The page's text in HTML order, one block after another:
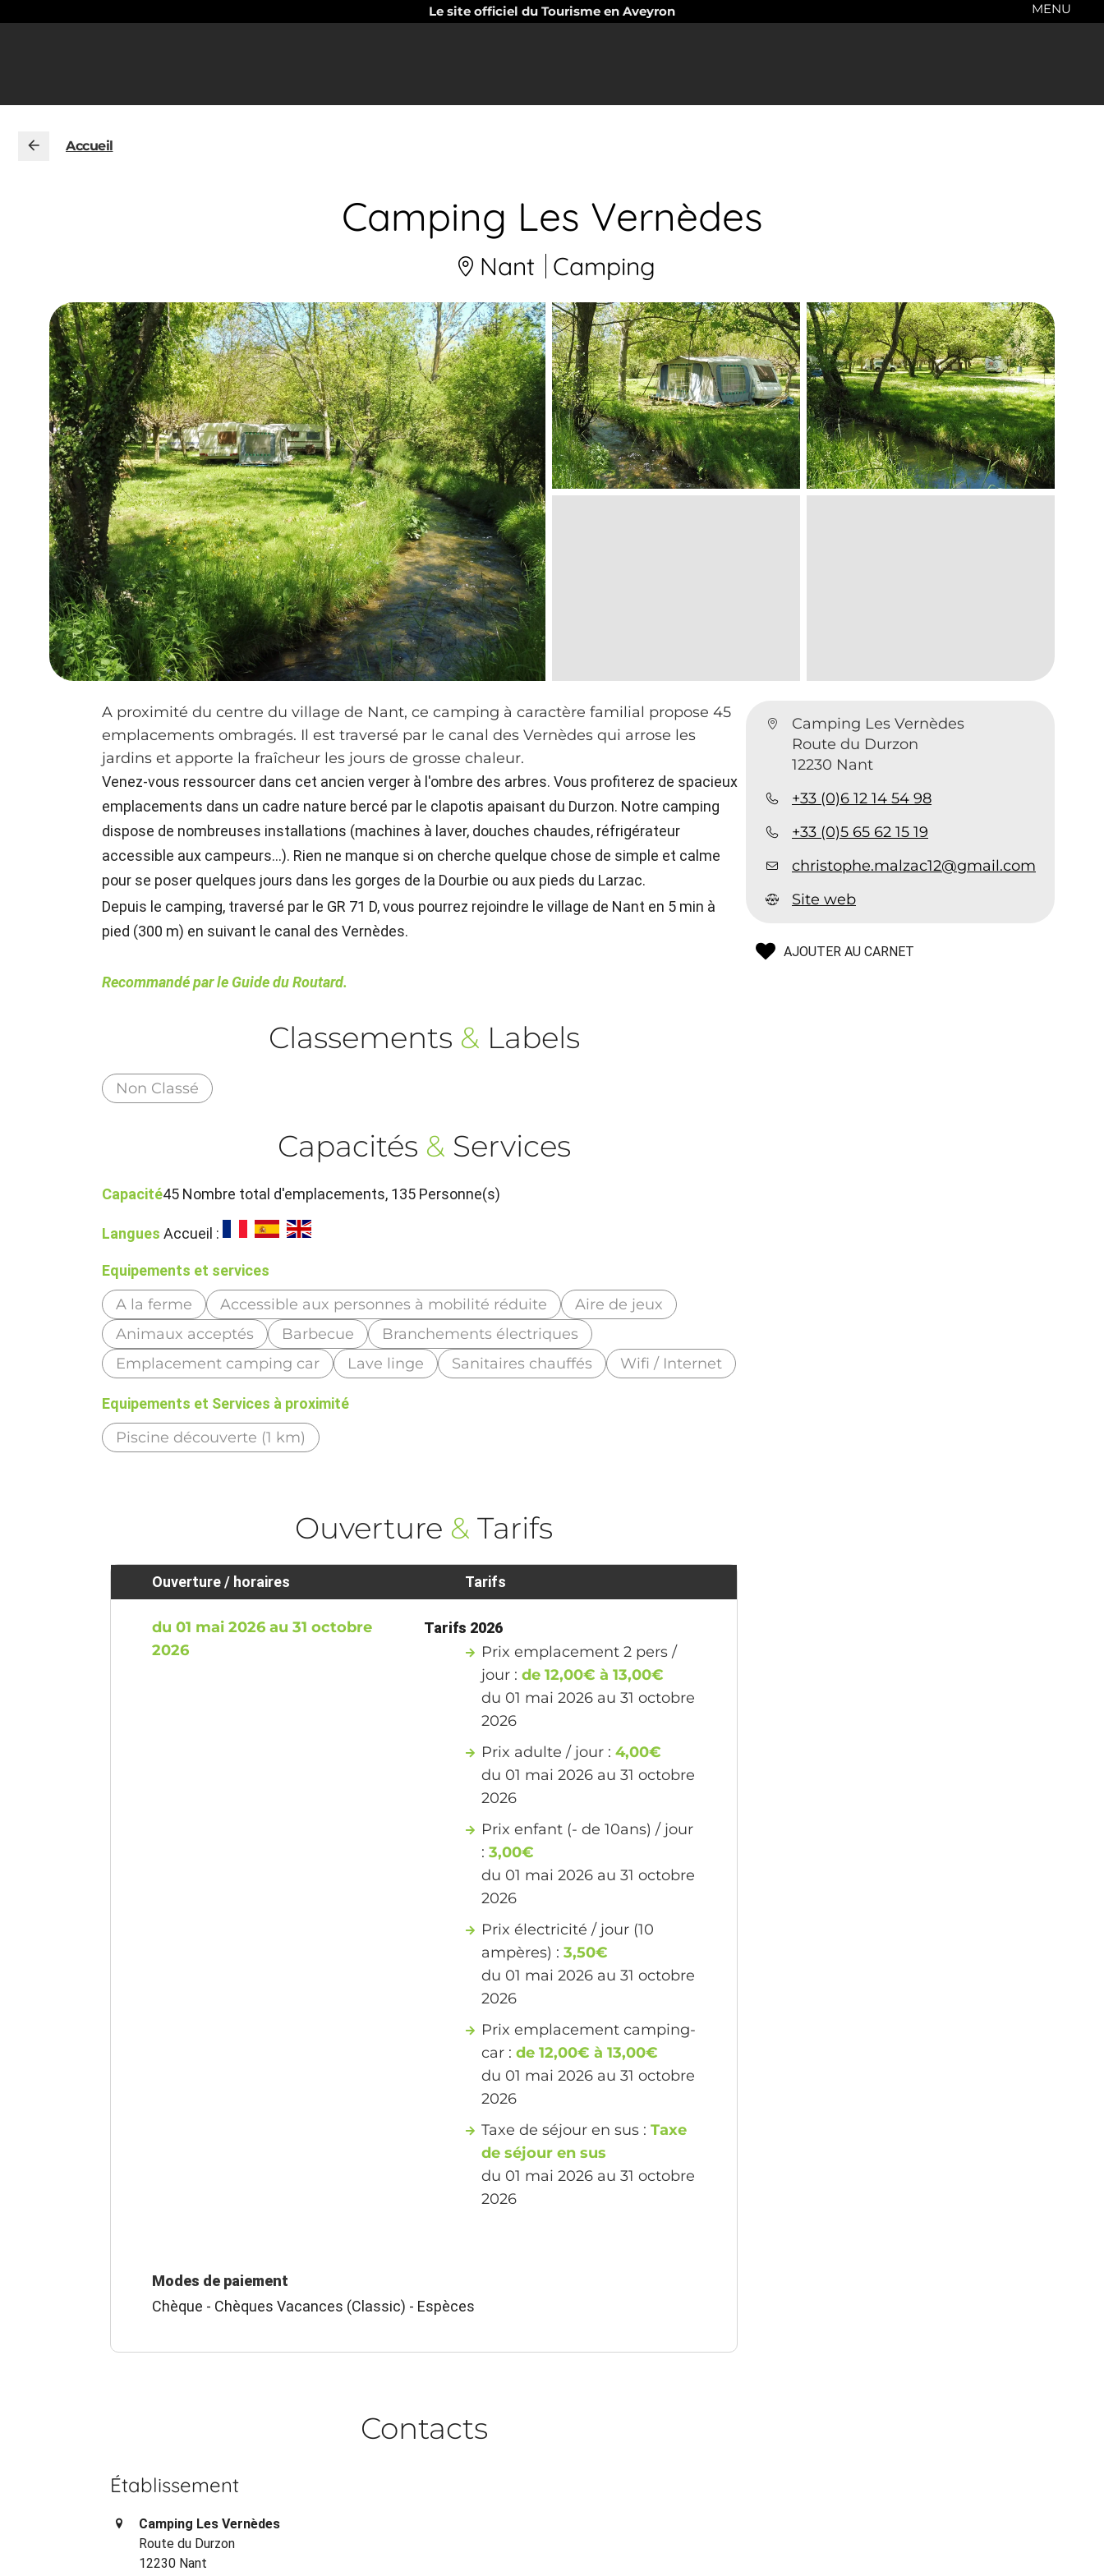
Le site officiel du Tourisme en Aveyron MENU
Accueil
Camping Les Vernèdes
Nant Camping
Camping Les Vernèdes
Route du Durzon
12230 Nant
+33 (0)6 12 14 54 98
+33 (0)5 65 62 15 19
christophe.malzac12@gmail.com
Site web
AJOUTER AU CARNET
A proximité du centre du village de Nant, ce camping à caractère familial propose 45
emplacements ombragés. Il est traversé par le canal des Vernèdes qui arrose les
jardins et apporte la fraîcheur les jours de grosse chaleur.
Venez-vous ressourcer dans cet ancien verger à l'ombre des arbres. Vous profiterez de spacieux
emplacements dans un cadre nature bercé par le clapotis apaisant du Durzon. Notre camping
dispose de nombreuses installations (machines à laver, douches chaudes, réfrigérateur
accessible aux campeurs...). Rien ne manque si on cherche quelque chose de simple et calme
pour se poser quelques jours dans les gorges de la Dourbie ou aux pieds du Larzac.
Depuis le camping, traversé par le GR 71 D, vous pourrez rejoindre le village de Nant en 5 min à
pied (300 m) en suivant le canal des Vernèdes.
Recommandé par le Guide du Routard.
Classements & Labels
Non Classé
Capacités & Services
Capacité45 Nombre total d'emplacements, 135 Personne(s)
Langues Accueil :
Equipements et services
A la ferme Accessible aux personnes à mobilité réduite
Aire de jeux
Animaux acceptés
Barbecue
Branchements électriques
Emplacement camping car
Lave linge Sanitaires chauffés Wifi / Internet
Equipements et Services à proximité
Piscine découverte (1 km)
Ouverture & Tarifs
Ouverture / horaires
du 01 mai 2026 au 31 octobre
2026
Tarifs
Tarifs 2026
Prix emplacement 2 pers /
jour :de 12,00€ à 13,00€
du 01 mai 2026 au 31 octobre
2026
Prix adulte / jour :4,00€
du 01 mai 2026 au 31 octobre
2026
Prix enfant (- de 10ans) / jour
:3,00€
du 01 mai 2026 au 31 octobre
2026
Prix électricité / jour (10
ampères) :3,50€
du 01 mai 2026 au 31 octobre
2026
Prix emplacement camping-
car :de 12,00€ à 13,00€
du 01 mai 2026 au 31 octobre
2026
Taxe de séjour en sus :Taxe
de séjour en sus
du 01 mai 2026 au 31 octobre
2026
Modes de paiement
Chèque - Chèques Vacances (Classic) - Espèces
Contacts
Établissement
Camping Les Vernèdes
Route du Durzon
12230 Nant